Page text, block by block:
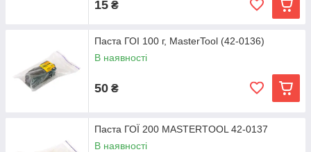
15 ₴
Паста ГОІ 100 г, MasterTool (42-0136)
В наявності
50 ₴
Паста ГОЇ 200 MASTERTOOL 42-0137
В наявності